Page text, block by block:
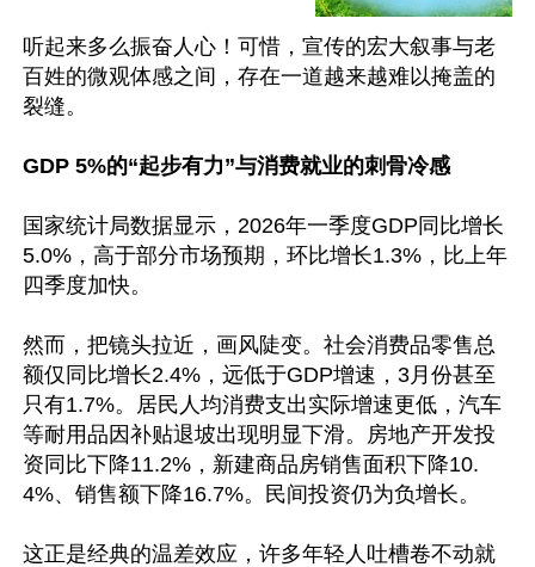
听起来多么振奋人心！可惜，宣传的宏大叙事与老
百姓的微观体感之间，存在一道越来越难以掩盖的
裂缝。
GDP 5%的“起步有力”与消费就业的刺骨冷感
国家统计局数据显示，2026年一季度GDP同比增长
5.0%，高于部分市场预期，环比增长1.3%，比上年
四季度加快。
然而，把镜头拉近，画风陡变。社会消费品零售总
额仅同比增长2.4%，远低于GDP增速，3月份甚至
只有1.7%。居民人均消费支出实际增速更低，汽车
等耐用品因补贴退坡出现明显下滑。房地产开发投
资同比下降11.2%，新建商品房销售面积下降10.
4%、销售额下降16.7%。民间投资仍为负增长。
这正是经典的温差效应，许多年轻人吐槽卷不动就